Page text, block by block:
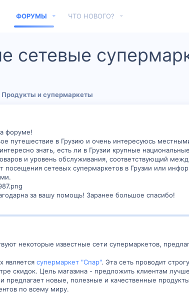
ФОРУМЫ ЧТО НОВОГО?
сетевые
Продукты и супермаркеты
форуме!
путешествие в Грузию и очень интересуюсь
знать, есть ли в Грузии крупные
и уровень обслуживания, соответствующий
посещения сетевых супермаркетов в Грузии или
за вашу помощь! Заранее большое спасибо!
некоторые известные сети супермаркетов,
является супермаркет "Спар". Эта сеть проводит
скидок. Цель магазина - предложить клиентам
и предлагает новые, полезные и качественные
по всему миру.